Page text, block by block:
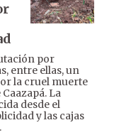
por
entre ellas, un
la cruel muerte
La
desde el
y las cajas